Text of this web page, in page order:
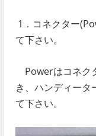
1．コネクター
て下さい。
Powerはコネク
き、ハンディータ
て下さい。